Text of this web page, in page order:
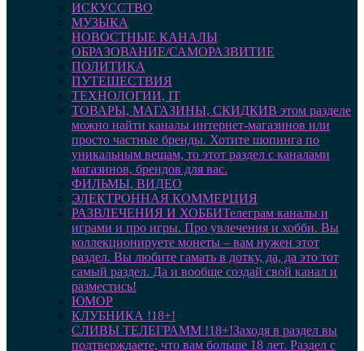
ИСКУССТВО
МУЗЫКА
НОВОСТНЫЕ КАНАЛЫ
ОБРАЗОВАНИЕ/САМОРАЗВИТИЕ
ПОЛИТИКА
ПУТЕШЕСТВИЯ
ТЕХНОЛОГИИ, IT
ТОВАРЫ, МАГАЗИНЫ, СКИДКИВ этом разделе
можно найти каналы интернет-магазинов или
просто частные бренды. Хотите шопинга по
уникальным вещам, то этот раздел с каналами
магазинов, брендов для вас.
ФИЛЬМЫ, ВИДЕО
ЭЛЕКТРОННАЯ КОММЕРЦИЯ
РАЗВЛЕЧЕНИЯ И ХОББИТелеграм каналы и
играми и про игры. Про увлечения и хобби. Вы
коллекционируете монеты – вам нужен этот
раздел. Вы любите гамать в дотку, да, да это тот
самый раздел. Да и вообще создай свой канал и
разместись!
ЮМОР
КЛУБНИКА !18+!
СЛИВЫ ТЕЛЕГРАММ !18+!Заходя в раздел вы
подтверждаете, что вам больше 18 лет. Раздел с